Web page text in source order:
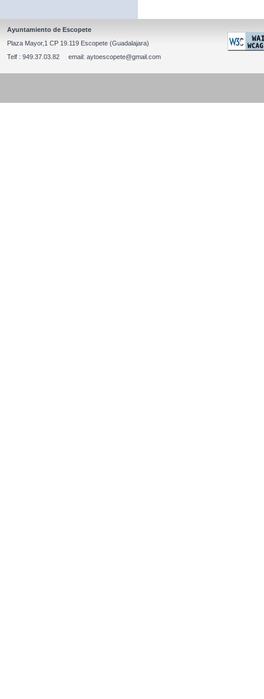
Ayuntamiento de Escopete
Plaza Mayor,1 CP 19.119 Escopete (Guadalajara)
Telf : 949.37.03.82 email: aytoescopete@gmail.com